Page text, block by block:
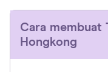
Cara membuat
Hongkong